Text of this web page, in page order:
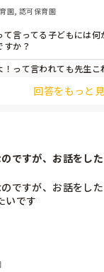
ってるのは自分達でプ
の観察画です。
のはありきたりで、ま
すみませんです
園, 認可保育園
て言ってる子どもには
すか？
！って言われても先生
くるのが1人、2人だけな
言ってくるのが1人、2
先生の代わりにやって
が幼児クラスでやった
回答をもっと
ですが、お話をし
ですが、お話をし
いです
いますか？